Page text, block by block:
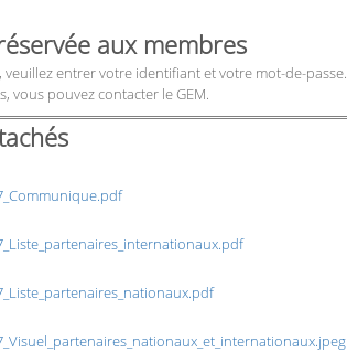
aux membres
veuillez entrer votre identifiant et votre mot-de-passe.
vous pouvez contacter le GEM.